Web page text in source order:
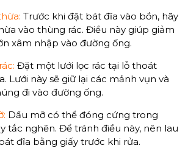
Trước khi đặt bát đĩa vào bồn, hãy
vào thùng rác. Điều này giúp giảm
xâm nhập vào đường ống.
Đặt một lưới lọc rác tại lỗ thoát
Lưới này sẽ giữ lại các mảnh vụn và
đi vào đường ống.
Dầu mỡ có thể đóng cứng trong
tắc nghẽn. Để tránh điều này, nên lau
đĩa bằng giấy trước khi rửa.